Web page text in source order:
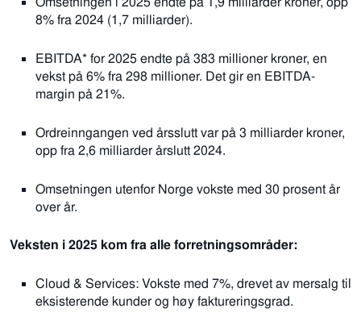
8% fra 2024 (1,7 milliarder).
EBITDA* for 2025 endte på 383 millioner kroner, en
vekst på 6% fra 298 millioner. Det gir en EBITDA-
margin på 21%.
Ordreinngangen ved årsslutt var på 3 milliarder kroner,
opp fra 2,6 milliarder årslutt 2024.
Omsetningen utenfor Norge vokste med 30 prosent år
over år.
Veksten i 2025 kom fra alle forretningsområder:
Cloud & Services: Vokste med 7%, drevet av mersalg til
eksisterende kunder og høy faktureringsgrad.